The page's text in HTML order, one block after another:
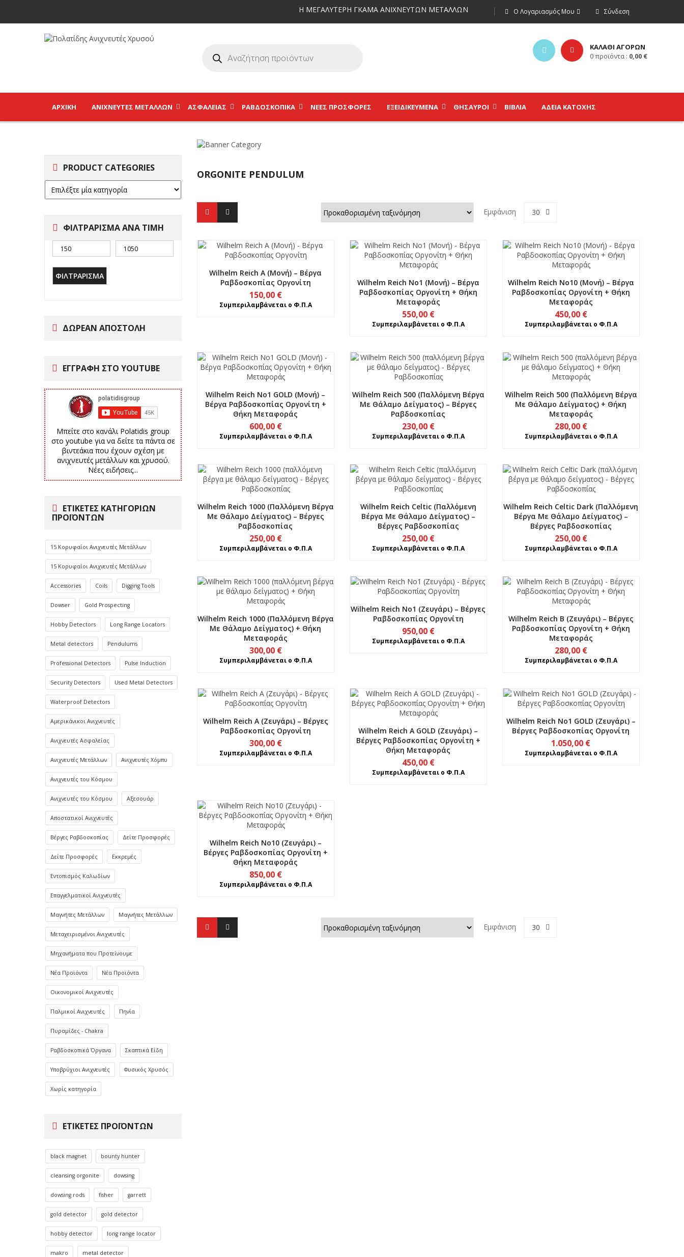
Σύνδεση
Ο Λογαριασμός Μου
Η ΜΕΓΑΛΥΤΕΡΗ ΓΚΑΜΑ ΑΝΙΧΝΕΥΤΩΝ ΜΕΤΑΛΛΩΝ
ΚΑΛΑΘΙ ΑΓΟΡΩΝ
0προϊόντα : 0,00 €
ΑΡΧΙΚΉ ΑΝΙΧΝΕΥΤΈΣ ΜΕΤΆΛΛΩΝ ΑΣΦΑΛΕΊΑΣ ΡΑΒΔΟΣΚΟΠΙΚΆ ΝΕΕΣ ΠΡΟΣΦΟΡΕΣ ΕΞΕΙΔΙΚΕΥΜΈΝΑ ΘΗΣΑΥΡΟΊ ΒΙΒΛΊΑ ΑΔΕΙΑ ΚΑΤΟΧΗΣ
PRODUCT CATEGORIES
ΦΙΛΤΡΑΡΙΣΜΑ ΑΝΑ ΤΙΜΗ
ΦΙΛΤΡΆΡΙΣΜΑ
ΔΩΡΕΑΝ ΑΠΟΣΤΟΛΗ
ΕΓΓΡΑΦΗ ΣΤΟ YOUTUBE
Μπείτε στο κανάλι Polatidis group
στο youtube για να δείτε τα πάντα σε
βιντεάκια που έχουν σχέση με
ανιχνευτές μετάλλων και χρυσού.
Νέες ειδήσεις...
ΕΤΙΚΈΤΕΣ ΚΑΤΗΓΟΡΙΏΝ
ΠΡΟΪΌΝΤΩΝ
15 Κορυφαίοι Ανιχνευτές Μετάλλων
15 Κορυφαίοι Ανιχνευτές Μετάλλων
Accessories Coils Digging Tools
Dowser Gold Prospecting
Hobby Detectors Long Range Locators
Metal detectors Pendulums
Professional Detectors Pulse Induction
Security Detectors Used Metal Detectors
Waterproof Detectors
Αμερικάνικοι Ανιχνευτές
Ανιχνευτές Ασφαλείας
Ανιχνευτές Μετάλλων Ανιχνευτές Χόμπυ
Ανιχνευτές του Κόσμου
Ανιχνευτές του Κόσμου Αξεσουάρ
Αποστατικοί Ανιχνευτές
Βέργες Ραβδοσκοπίας Δείτε Προσφορές
Δείτε Προσφορές Εκκρεμές
Εντοπισμός Καλωδίων
Επαγγελματικοί Ανιχνευτές
Μαγνήτες Μετάλλων Μαγνήτες Μετάλλων
Μεταχειρισμένοι Ανιχνευτές
Μηχανήματα που Προτείνουμε
Νέα Προϊόντα Νέα Προϊόντα
Οικονομικοί Ανιχνευτές
Παλμικοί Ανιχνευτές Πηνία
Πυραμίδες - Chakra
Ραβδοσκοπικά Όργανα Σκαπτικά Είδη
Υποβρύχιοι Ανιχνευτές Φυσικός Χρυσός
Χωρίς κατηγορία
ΕΤΙΚΈΤΕΣ ΠΡΟΪΌΝΤΩΝ
black magnet bounty hunter
cleansing orgonite dowsing
dowsing rods fisher garrett
gold detector gold detector
hobby detector long range locator
makro metal detector
ORGONITE PENDULUM
Εμφάνιση 30
Wilhelm Reich A (Μονή) – Βέργα
Ραβδοσκοπίας Οργονίτη
150,00 €
Συμπεριλαμβάνεται ο Φ.Π.Α
Wilhelm Reich No1 (Μονή) – Βέργα
Ραβδοσκοπίας Οργονίτη + Θήκη
Μεταφοράς
550,00 €
Συμπεριλαμβάνεται ο Φ.Π.Α
Wilhelm Reich No10 (Μονή) – Βέργα
Ραβδοσκοπίας Οργονίτη + Θήκη
Μεταφοράς
450,00 €
Συμπεριλαμβάνεται ο Φ.Π.Α
Wilhelm Reich No1 GOLD (Μονή) –
Βέργα Ραβδοσκοπίας Οργονίτη +
Θήκη Μεταφοράς
600,00 €
Συμπεριλαμβάνεται ο Φ.Π.Α
Wilhelm Reich 500 (παλλόμενη Βέργα
Με Θάλαμο Δείγματος) – Βέργες
Ραβδοσκοπίας
230,00 €
Συμπεριλαμβάνεται ο Φ.Π.Α
Wilhelm Reich 500 (παλλόμενη Βέργα
Με Θάλαμο Δείγματος) + Θήκη
Μεταφοράς
280,00 €
Συμπεριλαμβάνεται ο Φ.Π.Α
Wilhelm Reich 1000 (παλλόμενη Βέργα
Με Θάλαμο Δείγματος) – Βέργες
Ραβδοσκοπίας
250,00 €
Συμπεριλαμβάνεται ο Φ.Π.Α
Wilhelm Reich Celtic (παλλόμενη
Βέργα Με Θάλαμο Δείγματος) –
Βέργες Ραβδοσκοπίας
250,00 €
Συμπεριλαμβάνεται ο Φ.Π.Α
Wilhelm Reich Celtic Dark (παλλόμενη
Βέργα Με Θάλαμο Δείγματος) –
Βέργες Ραβδοσκοπίας
250,00 €
Συμπεριλαμβάνεται ο Φ.Π.Α
Wilhelm Reich 1000 (παλλόμενη Βέργα
Με Θάλαμο Δείγματος) + Θήκη
Μεταφοράς
300,00 €
Συμπεριλαμβάνεται ο Φ.Π.Α
Wilhelm Reich No1 (Ζευγάρι) – Βέργες
Ραβδοσκοπίας Οργονίτη
950,00 €
Συμπεριλαμβάνεται ο Φ.Π.Α
Wilhelm Reich B (Ζευγάρι) – Βέργες
Ραβδοσκοπίας Οργονίτη + Θήκη
Μεταφοράς
280,00 €
Συμπεριλαμβάνεται ο Φ.Π.Α
Wilhelm Reich A (Ζευγάρι) – Βέργες
Ραβδοσκοπίας Οργονίτη
300,00 €
Συμπεριλαμβάνεται ο Φ.Π.Α
Wilhelm Reich A GOLD (Ζευγάρι) –
Βέργες Ραβδοσκοπίας Οργονίτη +
Θήκη Μεταφοράς
450,00 €
Συμπεριλαμβάνεται ο Φ.Π.Α
Wilhelm Reich No1 GOLD (Ζευγάρι) –
Βέργες Ραβδοσκοπίας Οργονίτη
1.050,00 €
Συμπεριλαμβάνεται ο Φ.Π.Α
Wilhelm Reich No10 (Ζευγάρι) –
Βέργες Ραβδοσκοπίας Οργονίτη +
Θήκη Μεταφοράς
850,00 €
Συμπεριλαμβάνεται ο Φ.Π.Α
Εμφάνιση 30